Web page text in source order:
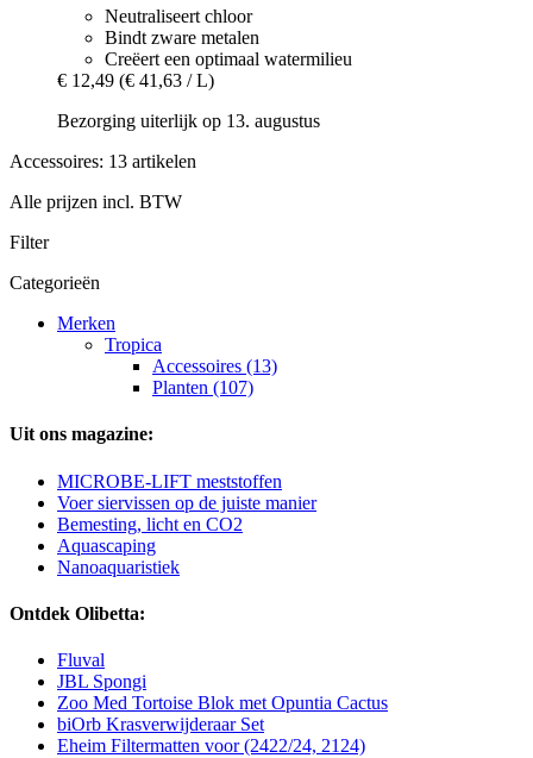
Neutraliseert chloor
Bindt zware metalen
Creëert een optimaal watermilieu
€ 12,49 (€ 41,63 / L)
Bezorging uiterlijk op 13. augustus
Accessoires: 13 artikelen
Alle prijzen incl. BTW
Filter
Categorieën
Merken
Tropica
Accessoires (13)
Planten (107)
Uit ons magazine:
MICROBE-LIFT meststoffen
Voer siervissen op de juiste manier
Bemesting, licht en CO2
Aquascaping
Nanoaquaristiek
Ontdek Olibetta:
Fluval
JBL Spongi
Zoo Med Tortoise Blok met Opuntia Cactus
biOrb Krasverwijderaar Set
Eheim Filtermatten voor (2422/24, 2124)